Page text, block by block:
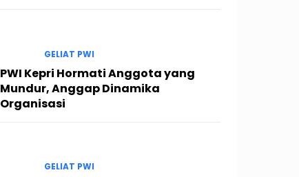
GELIAT PWI
PWI Kepri Hormati Anggota yang
Mundur, Anggap Dinamika
Organisasi
GELIAT PWI